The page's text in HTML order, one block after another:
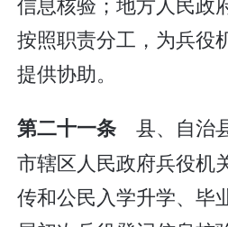
按照职责分工，为兵役
提供协助。
第二十一条 县、自治
市辖区人民政府兵役机
传和公民入学升学、毕